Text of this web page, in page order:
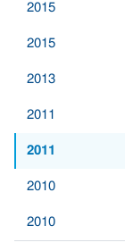
2015
2015
2013
2011
2011
2010
2010